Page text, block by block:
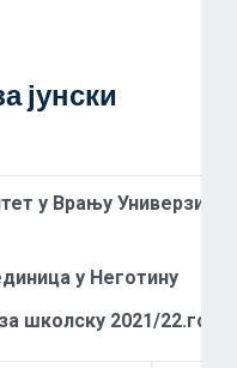
јунски
у Врању
у Неготину
школску 2021/22.год.